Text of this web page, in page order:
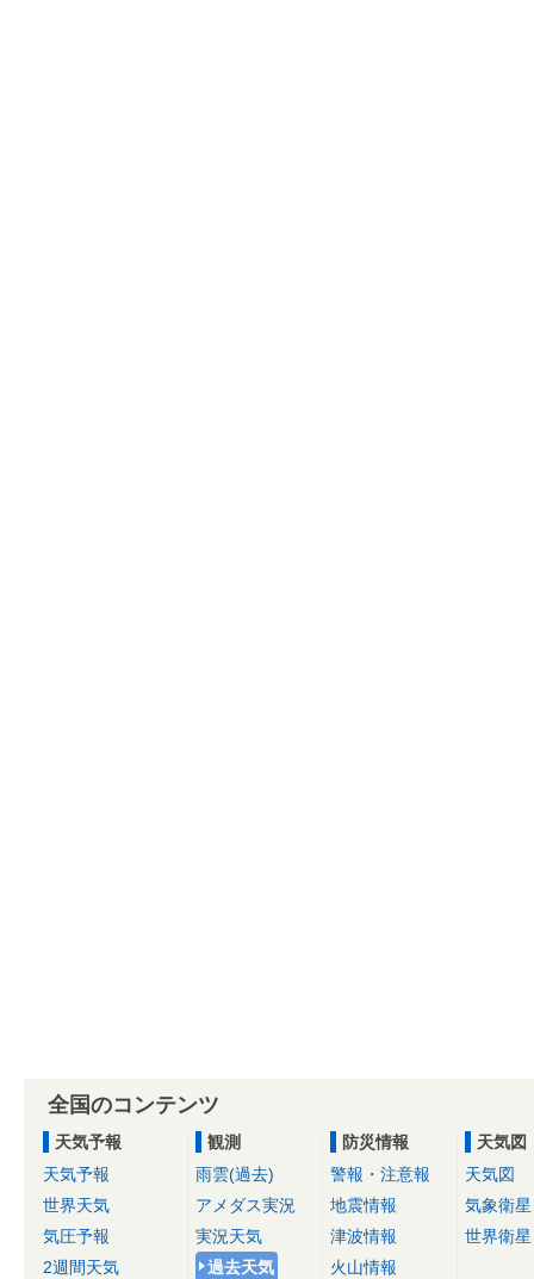
全国のコンテンツ
天気予報
天気予報
世界天気
気圧予報
2週間天気
観測
雨雲(過去)
アメダス実況
実況天気
過去天気
防災情報
警報・注意報
地震情報
津波情報
火山情報
天気図
天気図
気象衛星
世界衛星